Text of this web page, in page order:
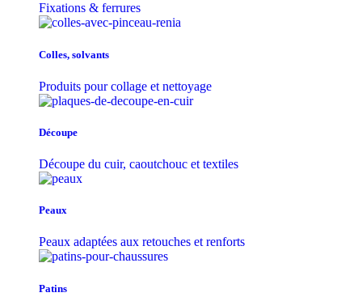
Fixations & ferrures
Colles, solvants
Produits pour collage et nettoyage
Découpe
Découpe du cuir, caoutchouc et textiles
Peaux
Peaux adaptées aux retouches et renforts
Patins